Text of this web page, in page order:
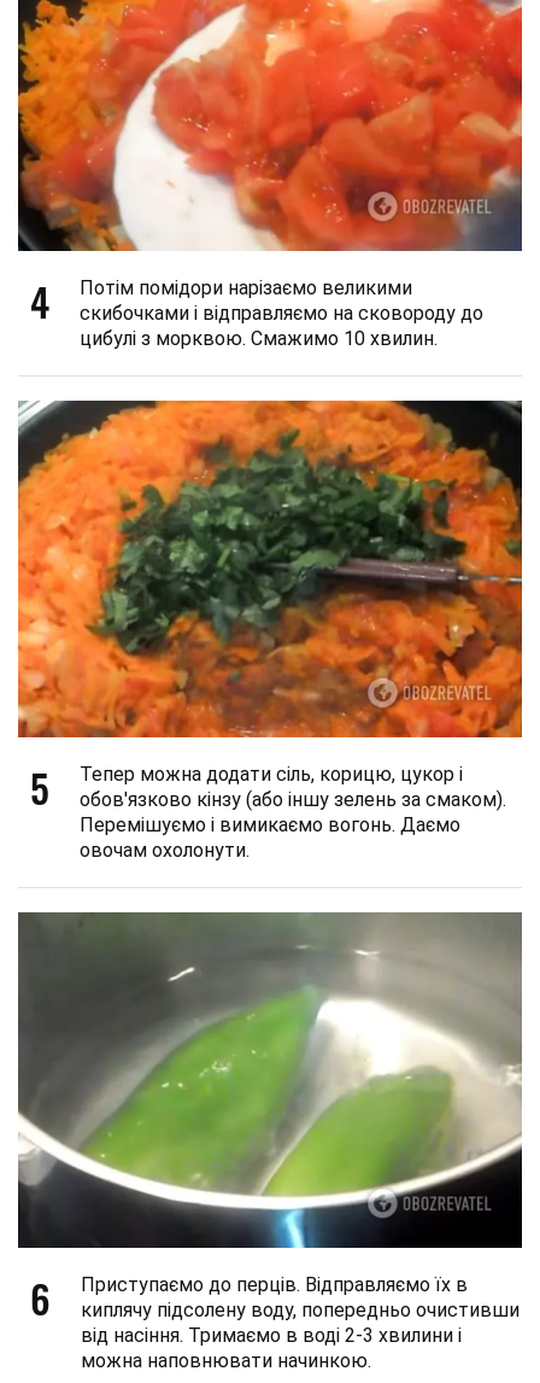
4
Потім помідори нарізаємо великими
скибочками і відправляємо на сковороду до
цибулі з морквою. Смажимо 10 хвилин.
5
Тепер можна додати сіль, корицю, цукор і
обов'язково кінзу (або іншу зелень за смаком).
Перемішуємо і вимикаємо вогонь. Даємо
овочам охолонути.
6
Приступаємо до перців. Відправляємо їх в
киплячу підсолену воду, попередньо очистивши
від насіння. Тримаємо в воді 2-3 хвилини і
можна наповнювати начинкою.